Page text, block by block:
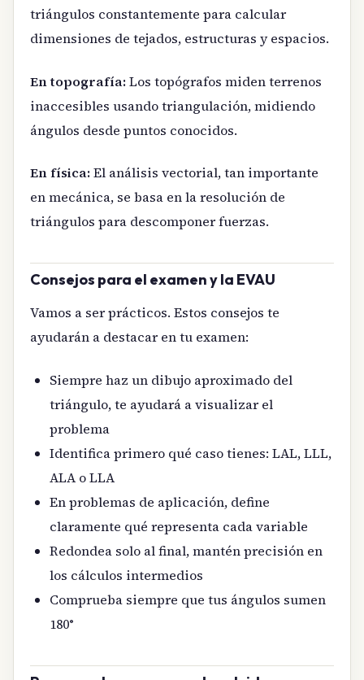
triángulos constantemente para calcular
dimensiones de tejados, estructuras y espacios.
En topografía:Los topógrafos miden terrenos
inaccesibles usando triangulación, midiendo
ángulos desde puntos conocidos.
En física:El análisis vectorial, tan importante
en mecánica, se basa en la resolución de
triángulos para descomponer fuerzas.
Consejos para el examen y la EVAU
Vamos a ser prácticos. Estos consejos te
ayudarán a destacar en tu examen:
Siempre haz un dibujo aproximado del
triángulo, te ayudará a visualizar el
problema
Identifica primero qué caso tienes: LAL, LLL,
ALA o LLA
En problemas de aplicación, define
claramente qué representa cada variable
Redondea solo al final, mantén precisión en
los cálculos intermedios
Comprueba siempre que tus ángulos sumen
180°